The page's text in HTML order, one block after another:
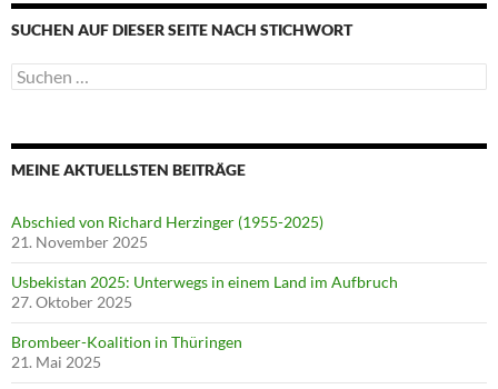
SUCHEN AUF DIESER SEITE NACH STICHWORT
Suche
nach:
MEINE AKTUELLSTEN BEITRÄGE
Abschied von Richard Herzinger (1955-2025)
21. November 2025
Usbekistan 2025: Unterwegs in einem Land im Aufbruch
27. Oktober 2025
Brombeer-Koalition in Thüringen
21. Mai 2025